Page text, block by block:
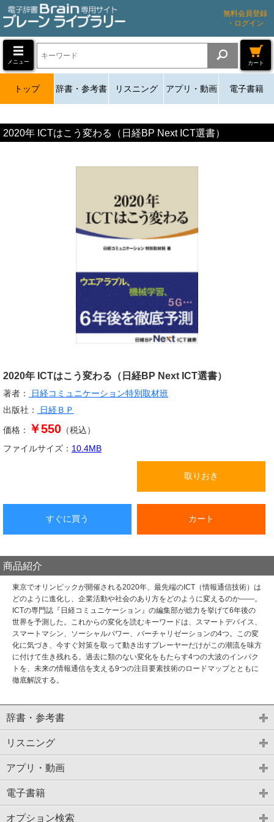
無料会員登録
・ログイン
メニュー カート
トップ 辞書・参考書 リスニング アプリ・動画 電子書籍
2020年 ICTはこう変わる（日経BP Next ICT選書）
2020年 ICTはこう変わる（日経BP Next ICT選書）
著者：
日経コミュニケーション特別取材班
出版社：
日経ＢＰ
価格： ￥550 （税込）
ファイルサイズ： 10.4MB
取りおき
すぐに買う カート
商品紹介
東京でオリンピックが開催される2020年、最先端のICT（情報通信技術）は
どのように進化し、企業活動や社会のあり方をどのように変えるのか――。
ICTの専門誌『日経コミュニケーション』の編集部が総力を挙げて6年後の
世界を予測した。これからの変化を読むキーワードは、スマートデバイス、
スマートマシン、ソーシャルパワー、バーチャリゼーションの4つ。この変
化に気づき、今すぐ対策を取って動き出すプレーヤーだけがこの潮流を味方
に付けて生き残れる。過去に類のない変化をもたらす4つの大波のインパク
トを、未来の情報通信を支える9つの注目要素技術のロードマップとともに
徹底解説する。
辞書・参考書
リスニング
アプリ・動画
電子書籍
オプション検索